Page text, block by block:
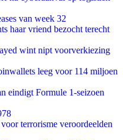
van week 32
haar vriend bezocht terecht
wint nipt voorverkiezing
leeg voor 114 miljoen
eindigt Formule 1-seizoen
terrorisme veroordeelden